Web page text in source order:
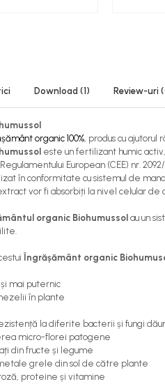
Download (1) Review-uri
organic 100%, produs cu ajutorul
este un fertilizant humic
European (CEE) nr.
în conformitate cu sistemul de
vor fi absorbiți la nivel celular
organic Biohumussol au un
Îngrășământ organic
mai puternic
în plante
la diferite bacterii și fungi
micro-florei patogene
din fructe și legume
grele din sol de către plante
proteine și vitamine